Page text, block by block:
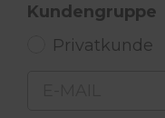
Kundengruppe
Privatkunde